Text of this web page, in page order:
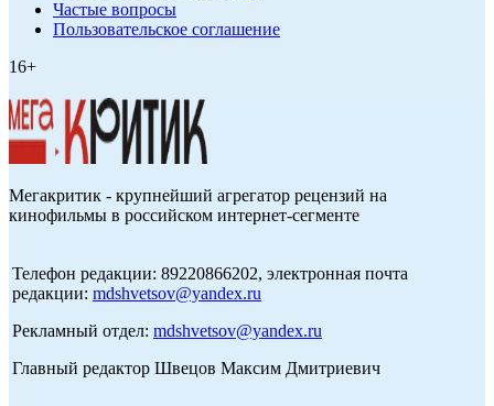
Частые вопросы
Пользовательское соглашение
16+
Мегакритик - крупнейший агрегатор рецензий на
кинофильмы в российском интернет-сегменте
Телефон редакции: 89220866202, электронная почта
редакции: mdshvetsov@yandex.ru
Рекламный отдел: mdshvetsov@yandex.ru
Главный редактор Швецов Максим Дмитриевич